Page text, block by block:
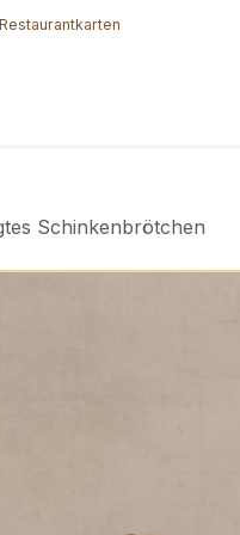
Schinkenbrötchen